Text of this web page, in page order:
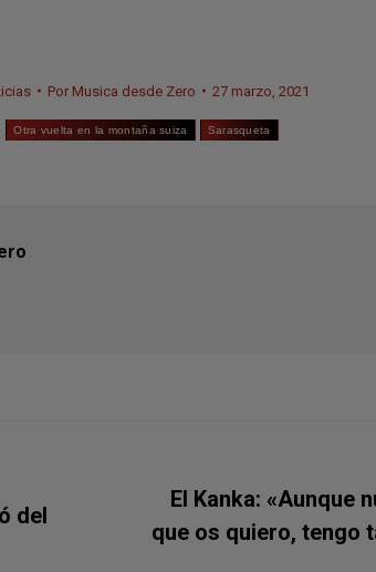
Por Musica desde Zero 27 marzo, 2021
Otra vuelta en la montaña suiza Sarasqueta
del
Publicación
El Kanka: «Aunque
que os quiero, tengo